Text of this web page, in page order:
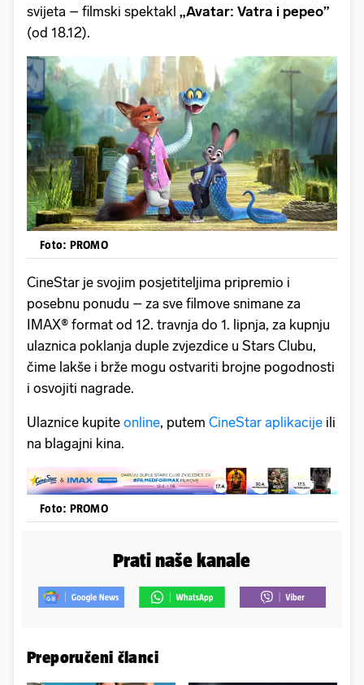
svijeta – filmski spektakl „Avatar: Vatra i pepeo”
(od 18.12).
Foto: PROMO
CineStar je svojim posjetiteljima pripremio i
posebnu ponudu – za sve filmove snimane za
IMAX® format od 12. travnja do 1. lipnja, za kupnju
ulaznica poklanja duple zvjezdice u Stars Clubu,
čime lakše i brže mogu ostvariti brojne pogodnosti
i osvojiti nagrade.
Ulaznice kupite online, putem CineStar aplikacije ili
na blagajni kina.
Foto: PROMO
Prati naše kanale
Preporučeni članci